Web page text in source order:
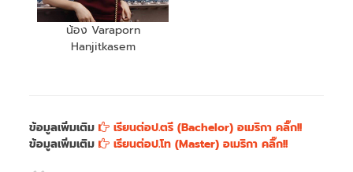
น้อง Varaporn
Hanjitkasem
ข้อมูลเพิ่มเติม
เรียนต่อป.ตรี (Bachelor) อเมริกา คลิ๊ก!!
ข้อมูลเพิ่มเติม
เรียนต่อป.โท (Master) อเมริกา คลิ๊ก!!